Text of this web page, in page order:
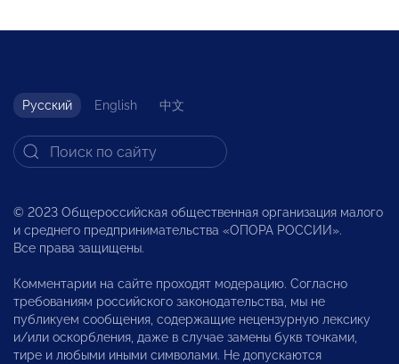
Русский English 中文
© 2023 Общероссийская общественная организация малого
и среднего предпринимательства «ОПОРА РОССИИ».
Все права защищены.
Комментарии на сайте проходят модерацию. Согласно
требованиям российского законодательства, мы не
публикуем сообщения, содержащие нецензурную лексику
и/или оскорбления, даже в случае замены букв точками,
тире и любыми иными символами. Не допускаются